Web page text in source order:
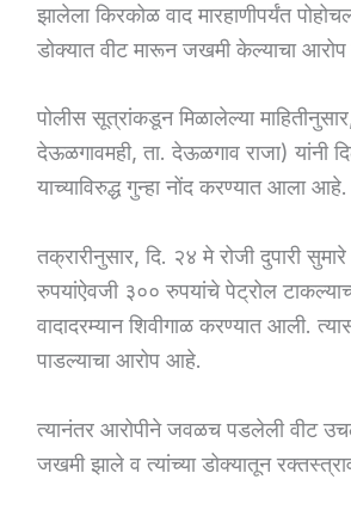
झालेला किरकोळ वाद मारहाणीपर्यंत
डोक्यात वीट मारून जखमी केल्याचा
पोलीस सूत्रांकडून मिळालेल्या
देऊळगावमही, ता. देऊळगाव राजा) यांनी
याच्याविरुद्ध गुन्हा नोंद करण्यात आला आहे.
तक्रारीनुसार, दि. २४ मे रोजी दुपारी
रुपयांऐवजी ३०० रुपयांचे पेट्रोल
वादादरम्यान शिवीगाळ करण्यात आली.
पाडल्याचा आरोप आहे.
त्यानंतर आरोपीने जवळच पडलेली वीट उचलून
जखमी झाले व त्यांच्या डोक्यातून